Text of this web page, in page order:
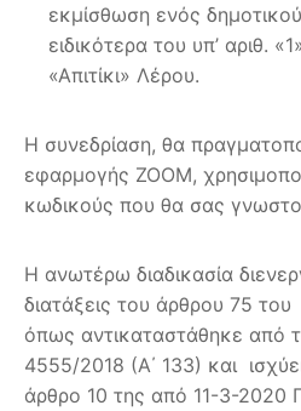
εκμίσθωση ενός
ειδικότερα του υπ’ αριθ.
«Απιτίκι» Λέρου.
Η συνεδρίαση, θα
εφαρμογής ZOOM,
κωδικούς που θα σας
Η ανωτέρω διαδικασία
διατάξεις του άρθρου 75
όπως αντικαταστάθηκε από
4555/2018 (Α΄ 133) και
άρθρο 10 της από 11-3-2020